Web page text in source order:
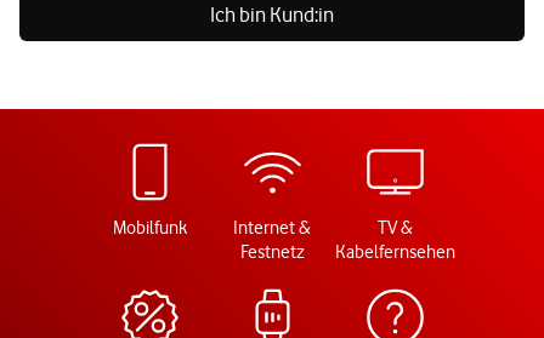
Ich bin Kund:in
Mobilfunk
Internet &
Festnetz
TV &
Kabelfernsehen